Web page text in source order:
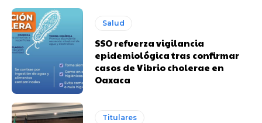
Salud
SSO refuerza vigilancia
epidemiológica tras confirmar
casos de Vibrio cholerae en
Oaxaca
Titulares